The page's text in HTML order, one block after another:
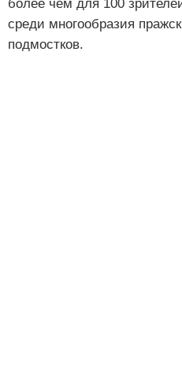
более чем для 100
среди многообразия
подмостков.